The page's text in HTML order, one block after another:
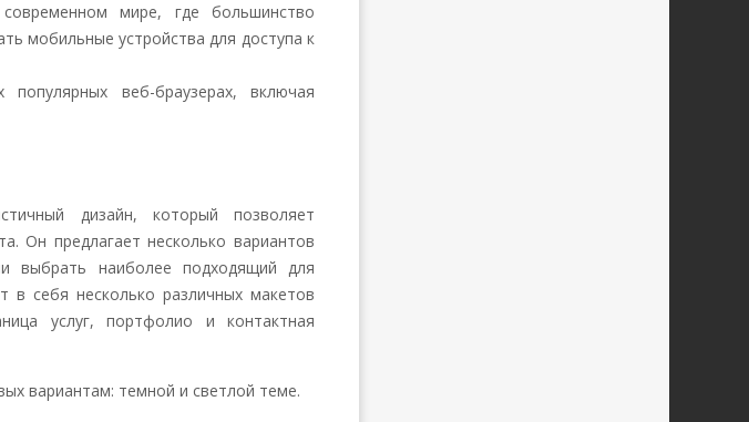
мире, где большинство
мобильные устройства для доступа к
веб-браузерах, включая
дизайн, который позволяет
Он предлагает несколько вариантов
выбрать наиболее подходящий для
себя несколько различных макетов
услуг, портфолио и контактная
вариантам: темной и светлой теме.